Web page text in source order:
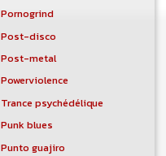
Pornogrind
Post-disco
Post-metal
Powerviolence
Trance psychédélique
Punk blues
Punto guajiro